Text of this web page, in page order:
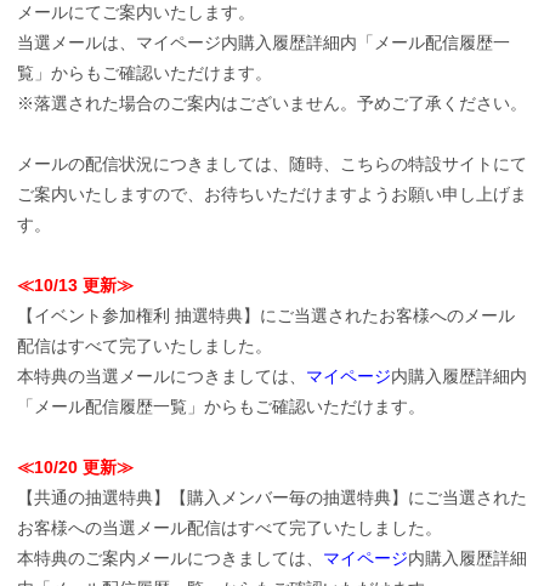
メールにてご案内いたします。
当選メールは、マイページ内購入履歴詳細内「メール配信履歴一
覧」からもご確認いただけます。
※落選された場合のご案内はございません。予めご了承ください。
メールの配信状況につきましては、随時、こちらの特設サイトにて
ご案内いたしますので、お待ちいただけますようお願い申し上げま
す。
≪10/13 更新≫
【イベント参加権利 抽選特典】にご当選されたお客様へのメール
配信はすべて完了いたしました。
本特典の当選メールにつきましては、 マイページ内購入履歴詳細内
「メール配信履歴一覧」からもご確認いただけます。
≪10/20 更新≫
【共通の抽選特典】【購入メンバー毎の抽選特典】にご当選された
お客様への当選メール配信はすべて完了いたしました。
本特典のご案内メールにつきましては、 マイページ内購入履歴詳細